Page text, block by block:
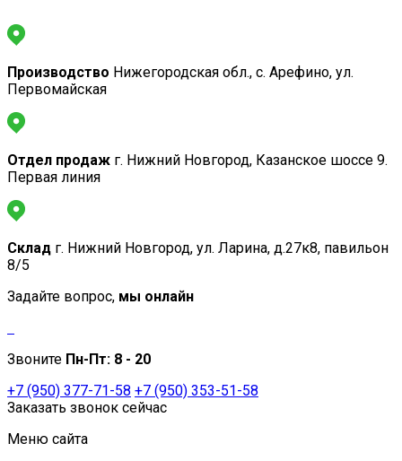
Производство Нижегородская обл., с. Арефино, ул.
Первомайская
Отдел продаж г. Нижний Новгород, Казанское шоссе 9.
Первая линия
Склад г. Нижний Новгород, ул. Ларина, д.27к8, павильон
8/5
Задайте вопрос, мы онлайн
Звоните Пн-Пт: 8 - 20
+7 (950) 377-71-58 +7 (950) 353-51-58
Заказать звонок сейчас
Меню сайта